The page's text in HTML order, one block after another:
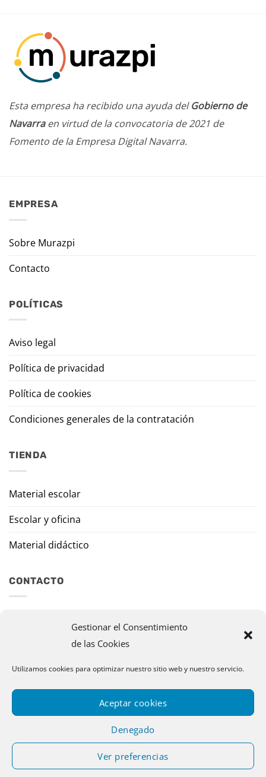
Gestionar el Consentimiento
de las Cookies
Utilizamos cookies para optimizar nuestro sitio web y nuestro servicio.
Aceptar cookies
Denegado
Ver preferencias
Esta empresa ha recibido una ayuda delGobierno de
Navarraen virtud de la convocatoria de 2021 de
Fomento de la Empresa Digital Navarra.
EMPRESA
Sobre Murazpi
Contacto
POLÍTICAS
Aviso legal
Política de privacidad
Política de cookies
Condiciones generales de la contratación
TIENDA
Material escolar
Escolar y oficina
Material didáctico
CONTACTO
murazpi@murazpi.com
948 234 436 – 623 195 518